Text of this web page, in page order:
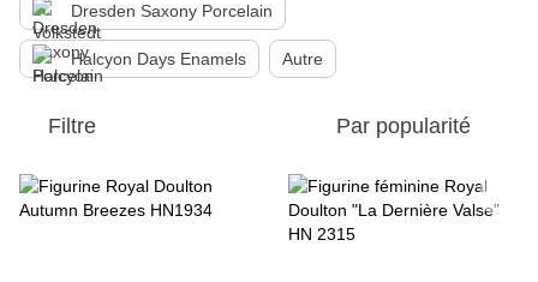
Dresden Saxony Porcelain
Halcyon Days Enamels Autre
Filtre Par popularité